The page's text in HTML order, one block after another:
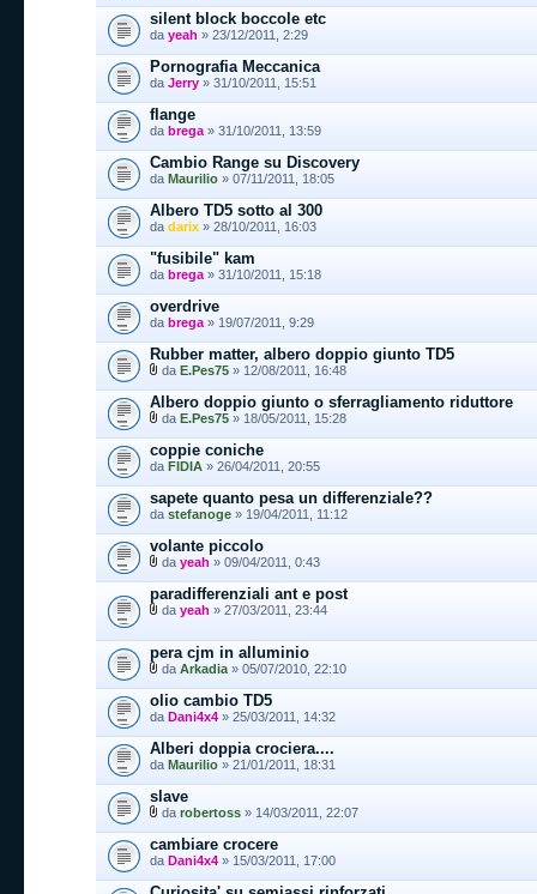
silent block boccole etc
da yeah » 23/12/2011, 2:29
Pornografia Meccanica
da Jerry » 31/10/2011, 15:51
flange
da brega » 31/10/2011, 13:59
Cambio Range su Discovery
da Maurilio » 07/11/2011, 18:05
Albero TD5 sotto al 300
da darix » 28/10/2011, 16:03
"fusibile" kam
da brega » 31/10/2011, 15:18
overdrive
da brega » 19/07/2011, 9:29
Rubber matter, albero doppio giunto TD5
da E.Pes75 » 12/08/2011, 16:48
Albero doppio giunto o sferragliamento riduttore
da E.Pes75 » 18/05/2011, 15:28
coppie coniche
da FIDIA » 26/04/2011, 20:55
sapete quanto pesa un differenziale??
da stefanoge » 19/04/2011, 11:12
volante piccolo
da yeah » 09/04/2011, 0:43
paradifferenziali ant e post
da yeah » 27/03/2011, 23:44
pera cjm in alluminio
da Arkadia » 05/07/2010, 22:10
olio cambio TD5
da Dani4x4 » 25/03/2011, 14:32
Alberi doppia crociera....
da Maurilio » 21/01/2011, 18:31
slave
da robertoss » 14/03/2011, 22:07
cambiare crocere
da Dani4x4 » 15/03/2011, 17:00